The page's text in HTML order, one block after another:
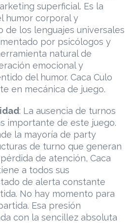
superficial. Es la
humor corporal y
de los lenguajes universales
por psicólogos y
natural de
emocional y
del humor. Caca Culo
en mecánica de juego.
: La ausencia de turnos
importante de este juego.
la mayoría de party
de turno que generan
de atención, Caca
a todos sus
de alerta constante
No hay momento para
Esa presión
con la sencillez absoluta